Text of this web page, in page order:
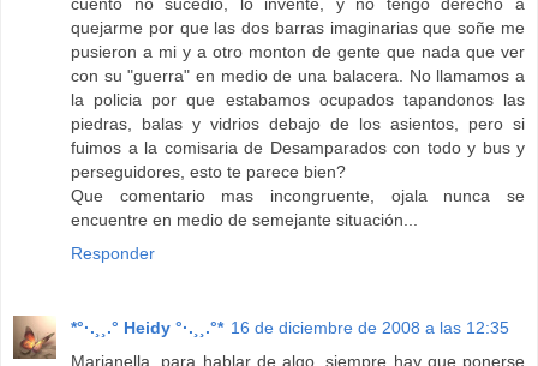
quejarme por que las dos barras imaginarias que soñe me
pusieron a mi y a otro monton de gente que nada que ver
con su "guerra" en medio de una balacera. No llamamos a
la policia por que estabamos ocupados tapandonos las
piedras, balas y vidrios debajo de los asientos, pero si
fuimos a la comisaria de Desamparados con todo y bus y
perseguidores, esto te parece bien?
Que comentario mas incongruente, ojala nunca se
encuentre en medio de semejante situación...
Responder
*°·.¸¸.° Heidy °·.¸¸.°* 16 de diciembre de 2008 a las 12:35
Marianella, para hablar de algo, siempre hay que ponerse